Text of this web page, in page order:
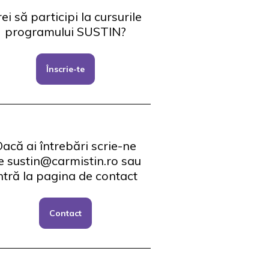
să participi la cursurile
programului SUSTIN?
Înscrie-te
ai întrebări scrie-ne
sustin@carmistin.ro sau
la pagina de contact
Contact